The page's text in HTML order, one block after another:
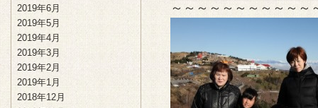
～～～～～～～～～～～
2019年6月
2019年5月
2019年4月
2019年3月
2019年2月
2019年1月
2018年12月